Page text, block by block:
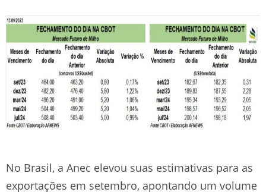
No Brasil, a Anec elevou suas estimativas para as
exportações em setembro, apontando um volume